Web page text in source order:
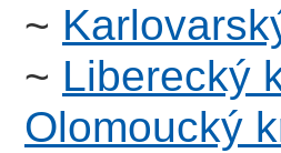
~
~ Liberecký
Olomoucký